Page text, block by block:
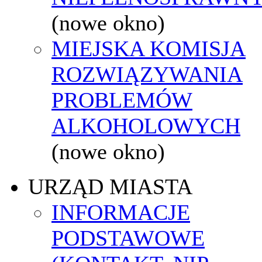
(nowe okno)
MIEJSKA KOMISJA
ROZWIĄZYWANIA
PROBLEMÓW
ALKOHOLOWYCH
(nowe okno)
URZĄD MIASTA
INFORMACJE
PODSTAWOWE